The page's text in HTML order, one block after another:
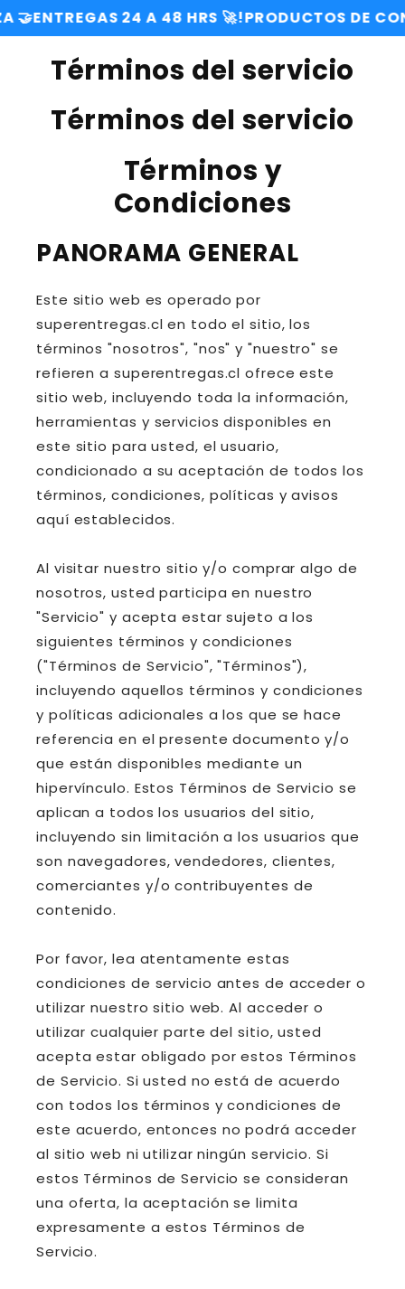
contenido
24 A 48 HRS 🚀!PRODUCTOS DE
Términos del servicio
Términos del servicio
Términos y
Condiciones
PANORAMA GENERAL
Este sitio web es operado por
superentregas.cl en todo el sitio, los
términos "nosotros", "nos" y "nuestro" se
refieren a superentregas.cl ofrece este
sitio web, incluyendo toda la información,
herramientas y servicios disponibles en
este sitio para usted, el usuario,
condicionado a su aceptación de todos los
términos, condiciones, políticas y avisos
aquí establecidos.
Al visitar nuestro sitio y/o comprar algo de
nosotros, usted participa en nuestro
"Servicio" y acepta estar sujeto a los
siguientes términos y condiciones
("Términos de Servicio", "Términos"),
incluyendo aquellos términos y condiciones
y políticas adicionales a los que se hace
referencia en el presente documento y/o
que están disponibles mediante un
hipervínculo. Estos Términos de Servicio se
aplican a todos los usuarios del sitio,
incluyendo sin limitación a los usuarios que
son navegadores, vendedores, clientes,
comerciantes y/o contribuyentes de
contenido.
Por favor, lea atentamente estas
condiciones de servicio antes de acceder o
utilizar nuestro sitio web. Al acceder o
utilizar cualquier parte del sitio, usted
acepta estar obligado por estos Términos
de Servicio. Si usted no está de acuerdo
con todos los términos y condiciones de
este acuerdo, entonces no podrá acceder
al sitio web ni utilizar ningún servicio. Si
estos Términos de Servicio se consideran
una oferta, la aceptación se limita
expresamente a estos Términos de
Servicio.